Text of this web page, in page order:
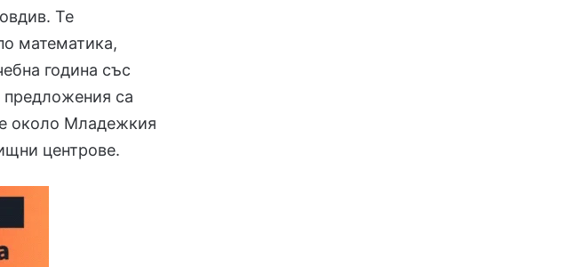
Те
математика,
година със
предложения са
около Младежкия
центрове.